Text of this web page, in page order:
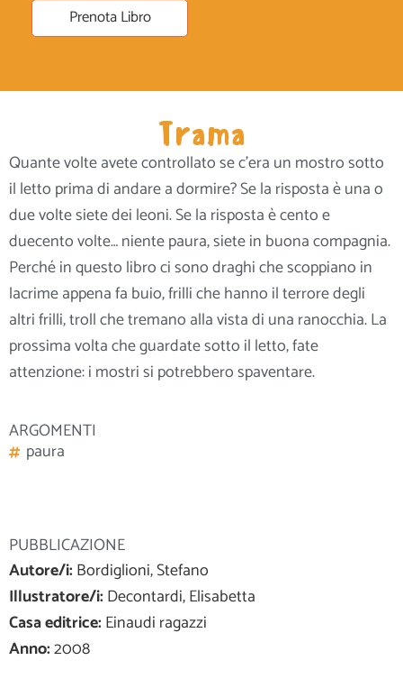
Prenota Libro
PUBBLICAZIONE
Autore/i:Bordiglioni, Stefano
Illustratore/i:Decontardi, Elisabetta
Casa editrice:Einaudi ragazzi
Anno:2008
Trama
Quante volte avete controllato se c’era un mostro sotto
il letto prima di andare a dormire? Se la risposta è una o
due volte siete dei leoni. Se la risposta è cento e
duecento volte… niente paura, siete in buona compagnia.
Perché in questo libro ci sono draghi che scoppiano in
lacrime appena fa buio, frilli che hanno il terrore degli
altri frilli, troll che tremano alla vista di una ranocchia. La
prossima volta che guardate sotto il letto, fate
attenzione: i mostri si potrebbero spaventare.
ARGOMENTI
paura